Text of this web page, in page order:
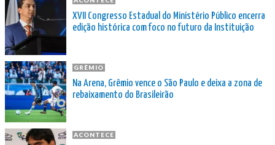
XVII Congresso Estadual do Ministério Público encerra
edição histórica com foco no futuro da Instituição
GRÊMIO
Na Arena, Grêmio vence o São Paulo e deixa a zona de
rebaixamento do Brasileirão
ACONTECE